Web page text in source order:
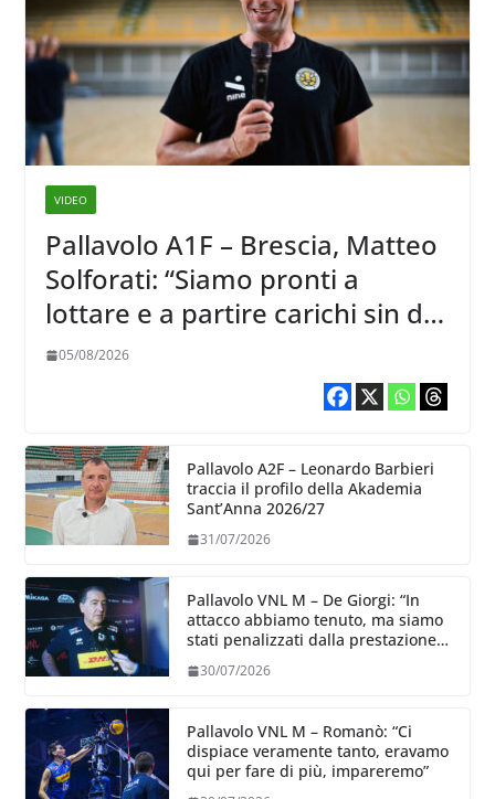
VIDEO
Pallavolo A1F – Brescia, Matteo
Solforati: “Siamo pronti a
lottare e a partire carichi sin dal
primo giorno”
05/08/2026
Pallavolo A2F – Leonardo Barbieri
traccia il profilo della Akademia
Sant’Anna 2026/27
31/07/2026
Pallavolo VNL M – De Giorgi: “In
attacco abbiamo tenuto, ma siamo
stati penalizzati dalla prestazione
30/07/2026
Pallavolo VNL M – Romanò: “Ci
dispiace veramente tanto, eravamo
qui per fare di più, impareremo”